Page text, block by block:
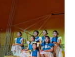
山西
江苏